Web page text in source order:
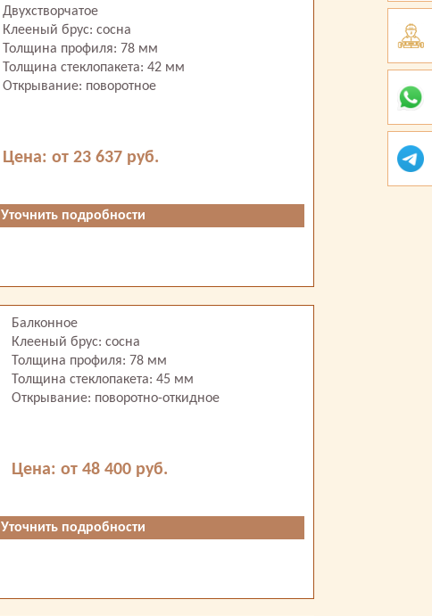
Двухстворчатое
Клееный брус: сосна
Толщина профиля: 78 мм
Толщина стеклопакета: 42 мм
Открывание: поворотное
Цена: от 23 637 руб.
Уточнить подробности
Балконное
Клееный брус: сосна
Толщина профиля: 78 мм
Толщина стеклопакета: 45 мм
Открывание: поворотно-откидное
Цена: от 48 400 руб.
Уточнить подробности